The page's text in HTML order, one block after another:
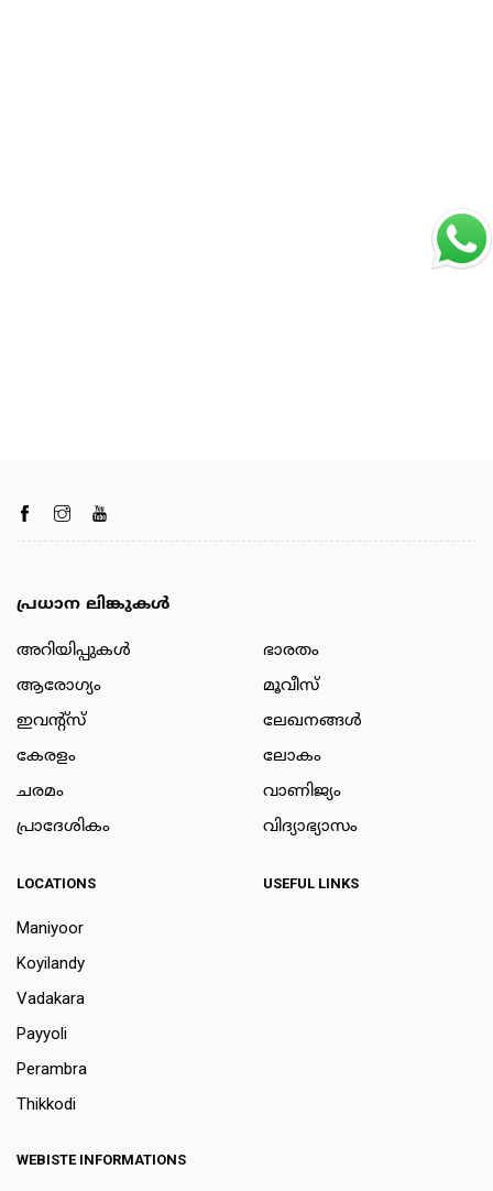
പ്രധാന ലിങ്കുകൾ
അറിയിപ്പുകള്‍
ആരോഗ്യം
ഇവന്റ്സ്
കേരളം
ചരമം
പ്രാദേശികം
ഭാരതം
മൂവീസ്
ലേഖനങ്ങള്‍
ലോകം
വാണിജ്യം
വിദ്യാഭ്യാസം
LOCATIONS
Maniyoor
Koyilandy
Vadakara
Payyoli
Perambra
Thikkodi
USEFUL LINKS
WEBISTE INFORMATIONS